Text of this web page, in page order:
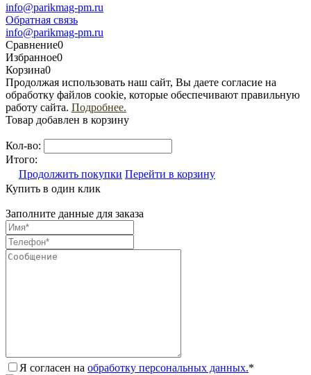
info@parikmag-pm.ru
Обратная связь
info@parikmag-pm.ru
Сравнение0
Избранное0
Корзина0
Продолжая использовать наш сайт, Вы даете согласие на
обработку файлов cookie, которые обеспечивают правильную
работу сайта. Подробнее.
Товар добавлен в корзину
Кол-во:
Итого:
Продолжить покупки Перейти в корзину
Купить в один клик
Заполните данные для заказа
Я согласен на обработку персональных данных.*